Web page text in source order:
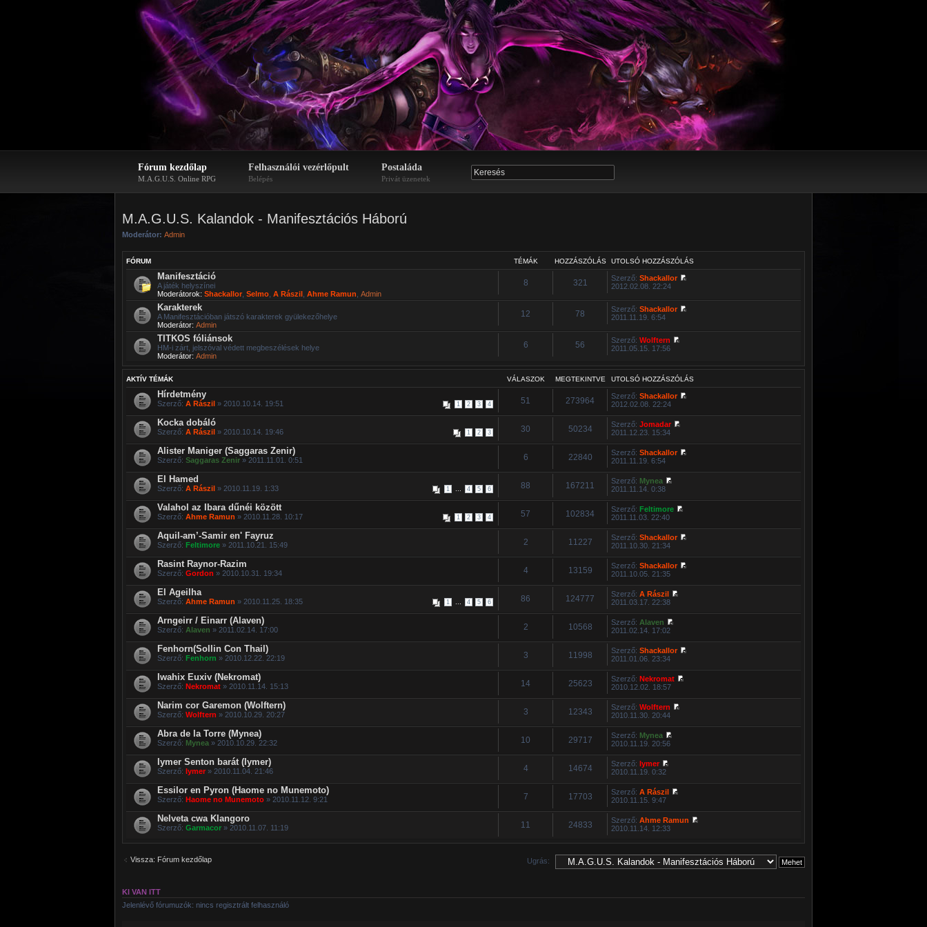
Fórum kezdőlap
M.A.G.U.S. Online RPG
Felhasználói vezérlőpult
Belépés
Postaláda
Privát üzenetek
M.A.G.U.S. Kalandok - Manifesztációs Háború
Moderátor: Admin
FÓRUM TÉMÁK HOZZÁSZÓLÁS UTOLSÓ HOZZÁSZÓLÁS
Manifesztáció
A játék helyszínei
Moderátorok: Shackallor Selmo A Rászil Ahme Ramun Admin
8 321 Szerző:Shackallor
2012.02.08. 22:24
Karakterek
A Manifesztációban játszó karakterek gyülekezőhelye
Moderátor: Admin
12 78 Szerző:Shackallor
2011.11.19. 6:54
TITKOS fóliánsok
HM-i zárt, jelszóval védett megbeszélések helye
Moderátor: Admin
6 56 Szerző:Wolftern
2011.05.15. 17:56
AKTÍV TÉMÁK VÁLASZOK MEGTEKINTVE UTOLSÓ HOZZÁSZÓLÁS
Hírdetmény
1 2 3 4
Szerző: A Rászil » 2010.10.14. 19:51 51 273964 Szerző:Shackallor
2012.02.08. 22:24
Kocka dobáló
1 2 3
Szerző: A Rászil » 2010.10.14. 19:46 30 50234 Szerző:Jomadar
2011.12.23. 15:34
Alister Maniger (Saggaras Zenir)
Szerző: Saggaras Zenir » 2011.11.01. 0:51 6 22840 Szerző:Shackallor
2011.11.19. 6:54
El Hamed
1 4 5 6
Szerző: A Rászil » 2010.11.19. 1:33 88 167211 Szerző: Mynea
2011.11.14. 0:38
Valahol az Ibara dűnéi között
1 2 3 4
Szerző: Ahme Ramun » 2010.11.28. 10:17 57 102834 Szerző:Feltimore
2011.11.03. 22:40
Aquil-am’-Samir en' Fayruz
Szerző: Feltimore » 2011.10.21. 15:49 2 11227 Szerző:Shackallor
2011.10.30. 21:34
Rasint Raynor-Razim
Szerző: Gordon » 2010.10.31. 19:34 4 13159 Szerző:Shackallor
2011.10.05. 21:35
El Ageilha
1 4 5 6
Szerző: Ahme Ramun » 2010.11.25. 18:35 86 124777 Szerző:A Rászil
2011.03.17. 22:38
Arngeirr / Einarr (Alaven)
Szerző: Alaven » 2011.02.14. 17:00 2 10568 Szerző: Alaven
2011.02.14. 17:02
Fenhorn(Sollin Con Thail)
Szerző: Fenhorn » 2010.12.22. 22:19 3 11998 Szerző:Shackallor
2011.01.06. 23:34
Iwahix Euxiv (Nekromat)
Szerző: Nekromat » 2010.11.14. 15:13 14 25623 Szerző:Nekromat
2010.12.02. 18:57
Narim cor Garemon (Wolftern)
Szerző: Wolftern » 2010.10.29. 20:27 3 12343 Szerző:Wolftern
2010.11.30. 20:44
Abra de la Torre (Mynea)
Szerző: Mynea » 2010.10.29. 22:32 10 29717 Szerző: Mynea
2010.11.19. 20:56
Iymer Senton barát (Iymer)
Szerző: Iymer » 2010.11.04. 21:46 4 14674 Szerző:Iymer
2010.11.19. 0:32
Essilor en Pyron (Haome no Munemoto)
Szerző: Haome no Munemoto » 2010.11.12. 9:21 7 17703 Szerző:A Rászil
2010.11.15. 9:47
Nelveta cwa Klangoro
Szerző: Garmacor » 2010.11.07. 11:19 11 24833 Szerző:Ahme Ramun
2010.11.14. 12:33
Vissza: Fórum kezdőlap Ugrás:
KI VAN ITT
Jelenlévő fórumuzók: nincs regisztrált felhasználó